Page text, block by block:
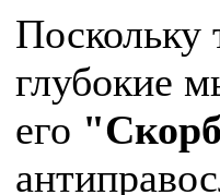
Поскольку
глубокие
его